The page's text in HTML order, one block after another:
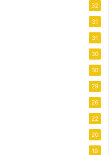
32
31
31
30
30
29
26
22
20
19